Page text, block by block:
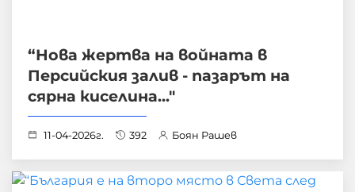
“Нова жертва на войната в
Персийския залив - пазарът на
сярна киселина..."
11-04-2026г. 392 Боян Рашев